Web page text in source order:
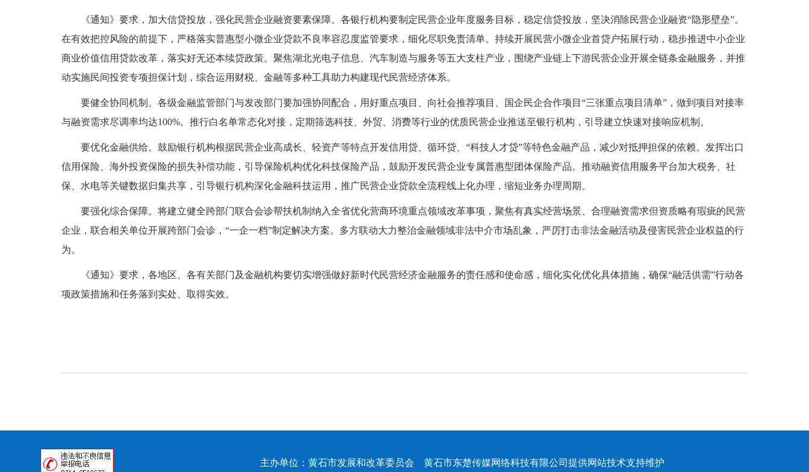
《通知》要求，加大信贷投放，强化民营企业融资要素保障。各银行机构要制定民营企业年度服务目标，稳定信贷投放，坚决消除民营企业融资“隐形壁垒”。
在有效把控风险的前提下，严格落实普惠型小微企业贷款不良率容忍度监管要求，细化尽职免责清单。持续开展民营小微企业首贷户拓展行动，稳步推进中小企业
商业价值信用贷款改革，落实好无还本续贷政策。聚焦湖北光电子信息、汽车制造与服务等五大支柱产业，围绕产业链上下游民营企业开展全链条金融服务，并推
动实施民间投资专项担保计划，综合运用财税、金融等多种工具助力构建现代民营经济体系。
要健全协同机制。各级金融监管部门与发改部门要加强协同配合，用好重点项目、向社会推荐项目、国企民企合作项目“三张重点项目清单”，做到项目对接率
与融资需求尽调率均达100%。推行白名单常态化对接，定期筛选科技、外贸、消费等行业的优质民营企业推送至银行机构，引导建立快速对接响应机制。
要优化金融供给。鼓励银行机构根据民营企业高成长、轻资产等特点开发信用贷、循环贷、“科技人才贷”等特色金融产品，减少对抵押担保的依赖。发挥出口
信用保险、海外投资保险的损失补偿功能，引导保险机构优化科技保险产品，鼓励开发民营企业专属普惠型团体保险产品。推动融资信用服务平台加大税务、社
保、水电等关键数据归集共享，引导银行机构深化金融科技运用，推广民营企业贷款全流程线上化办理，缩短业务办理周期。
要强化综合保障。将建立健全跨部门联合会诊帮扶机制纳入全省优化营商环境重点领域改革事项，聚焦有真实经营场景、合理融资需求但资质略有瑕疵的民营
企业，联合相关单位开展跨部门会诊，“一企一档”制定解决方案。多方联动大力整治金融领域非法中介市场乱象，严厉打击非法金融活动及侵害民营企业权益的行
为。
《通知》要求，各地区、各有关部门及金融机构要切实增强做好新时代民营经济金融服务的责任感和使命感，细化实化优化具体措施，确保“融活供需”行动各
项政策措施和任务落到实处、取得实效。
主办单位：黄石市发展和改革委员会 黄石市东楚传媒网络科技有限公司提供网站技术支持维护